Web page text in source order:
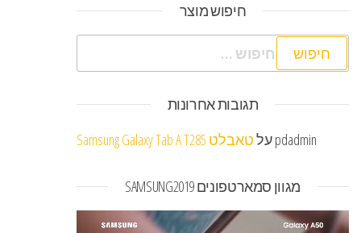
חיפוש מוצר
חיפוש:
תגובות אחרונות
pdadminעלטאבלט Samsung Galaxy Tab A T285
מגוון סמארטפונים SAMSUNG2019
נגן